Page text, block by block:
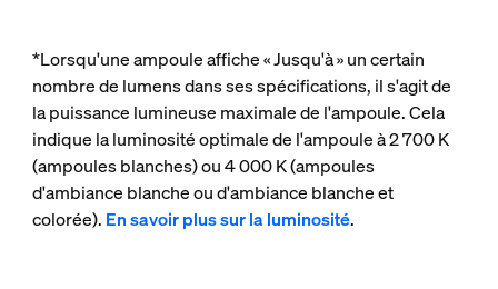
*Lorsqu'une ampoule affiche « Jusqu'à » un certain
nombre de lumens dans ses spécifications, il s'agit de
la puissance lumineuse maximale de l'ampoule. Cela
indique la luminosité optimale de l'ampoule à 2 700 K
(ampoules blanches) ou 4 000 K (ampoules
d'ambiance blanche ou d'ambiance blanche et
colorée). En savoir plus sur la luminosité.